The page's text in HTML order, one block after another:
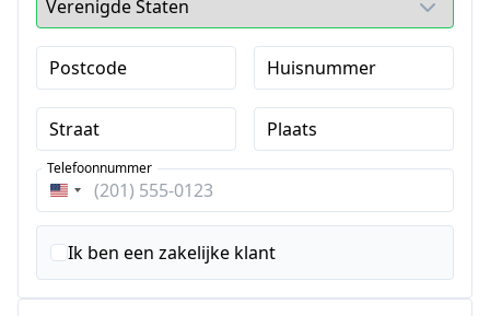
Postcode Huisnummer
Straat Plaats
Verenigde
Staten
+1
Telefoonnummer
Ik ben een zakelijke klant